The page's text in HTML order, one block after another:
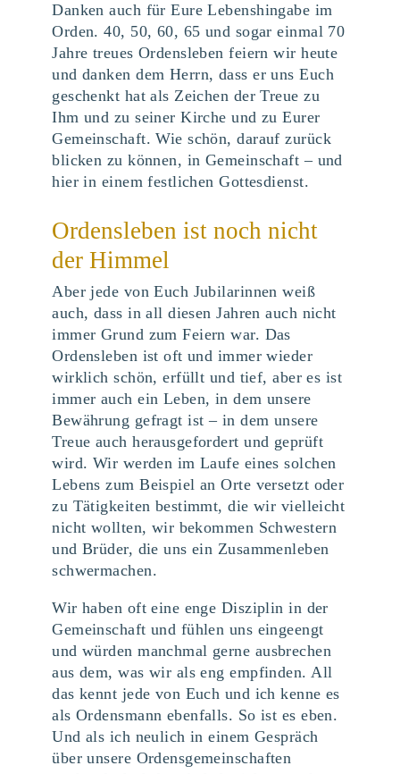
Danken auch für Eure Lebenshingabe im
Orden. 40, 50, 60, 65 und sogar einmal 70
Jahre treues Ordensleben feiern wir heute
und danken dem Herrn, dass er uns Euch
geschenkt hat als Zeichen der Treue zu
Ihm und zu seiner Kirche und zu Eurer
Gemeinschaft. Wie schön, darauf zurück
blicken zu können, in Gemeinschaft – und
hier in einem festlichen Gottesdienst.
Ordensleben ist noch nicht
der Himmel
Aber jede von Euch Jubilarinnen weiß
auch, dass in all diesen Jahren auch nicht
immer Grund zum Feiern war. Das
Ordensleben ist oft und immer wieder
wirklich schön, erfüllt und tief, aber es ist
immer auch ein Leben, in dem unsere
Bewährung gefragt ist – in dem unsere
Treue auch herausgefordert und geprüft
wird. Wir werden im Laufe eines solchen
Lebens zum Beispiel an Orte versetzt oder
zu Tätigkeiten bestimmt, die wir vielleicht
nicht wollten, wir bekommen Schwestern
und Brüder, die uns ein Zusammenleben
schwermachen.
Wir haben oft eine enge Disziplin in der
Gemeinschaft und fühlen uns eingeengt
und würden manchmal gerne ausbrechen
aus dem, was wir als eng empfinden. All
das kennt jede von Euch und ich kenne es
als Ordensmann ebenfalls. So ist es eben.
Und als ich neulich in einem Gespräch
über unsere Ordensgemeinschaften